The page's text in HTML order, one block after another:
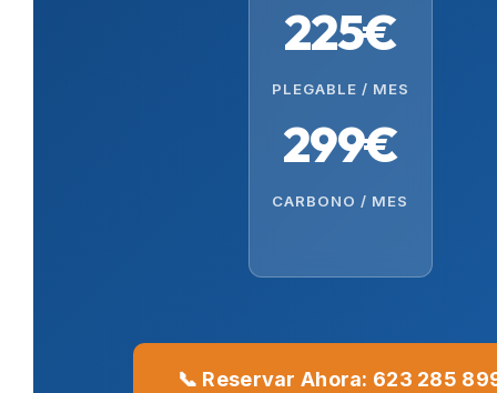
225€
PLEGABLE / MES
299€
CARBONO / MES
📞 Reservar Ahora: 623 285